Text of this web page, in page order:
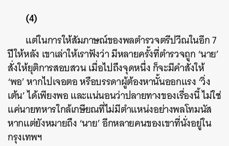
(4)
แต่ในการให้สัมภาษณ์ของพลตำรวจตรีปวีณในอีก 7
ปีให้หลัง เขาเล่าให้เราฟังว่า มีหลายครั้งที่ตำรวจถูก ‘นาย’
สั่งให้ยุติการสอบสวน เมื่อไปถึงจุดหนึ่ง ก็จะมีคำสั่งให้
‘พอ’ หากไปเจอตอ หรือบรรดาผู้ต้องหานั้นออกแรง ‘วิ่ง
เต้น’ ได้เพียงพอ และแน่นอนว่าปลายทางของเรื่องนี้ ไม่ใช่
แค่นายทหารใกล้เกษียณที่ไม่มีตำแหน่งอย่างพลโทมนัส
หากแต่ยังหมายถึง ‘นาย’ อีกหลายคนของเขาที่นั่งอยู่ใน
กรุงเทพฯ